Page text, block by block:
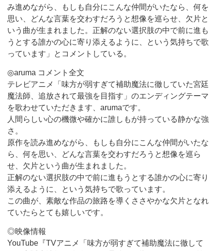
み進めながら、もしも自分にこんな仲間がいたなら、何を
思い、どんな言葉を交わすだろうと想像を巡らせ、欠片と
いう曲が生まれました。正解のない選択肢の中で前に進も
うとする誰かの心に寄り添えるように、という気持ちで歌
っています」とコメントしている。
◎aruma コメント全文
テレビアニメ「味方が弱すぎて補助魔法に徹していた宮廷
魔法師、追放されて最強を目指す」のエンディングテーマ
を歌わせていただきます、arumaです。
人間らしい心の機微や確かに誰しもが持っている静かな強
さ。
原作を読み進めながら、もしも自分にこんな仲間がいたな
ら、何を思い、どんな言葉を交わすだろうと想像を巡ら
せ、欠片という曲が生まれました。
正解のない選択肢の中で前に進もうとする誰かの心に寄り
添えるように、という気持ちで歌っています。
この曲が、素敵な作品の旅路を導くささやかな欠片となれ
ていたらとても嬉しいです。
◎映像情報
YouTube『TVアニメ「味方が弱すぎて補助魔法に徹して